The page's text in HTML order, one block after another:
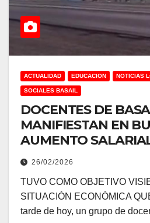
ACTUALIDAD EDUCACION NOTICIAS
SOCIALES BASAIL
DOCENTES DE
MANIFIESTAN EN
AUMENTO
26/02/2026
TUVO COMO OBJETIVO
SITUACIÓN ECONÓMICA
tarde de hoy, un grupo de